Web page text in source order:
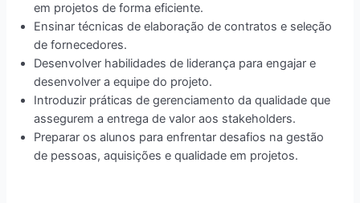
em projetos de forma eficiente.
Ensinar técnicas de elaboração de contratos e seleção
de fornecedores.
Desenvolver habilidades de liderança para engajar e
desenvolver a equipe do projeto.
Introduzir práticas de gerenciamento da qualidade que
assegurem a entrega de valor aos stakeholders.
Preparar os alunos para enfrentar desafios na gestão
de pessoas, aquisições e qualidade em projetos.